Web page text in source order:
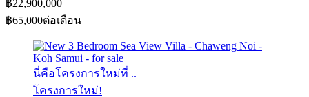
฿22,900,000
฿65,000ต่อเดือน
นี่คือโครงการใหม่ที่ ..
โครงการใหม่!